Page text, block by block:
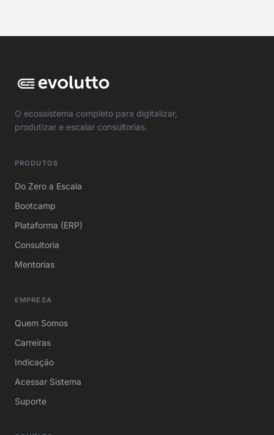
O ecossistema completo para digitalizar,
produtizar e escalar consultorias.
PRODUTOS
Do Zero a Escala
Bootcamp
Plataforma (ERP)
Consultoria
Mentorias
EMPRESA
Quem Somos
Carreiras
Indicação
Acessar Sistema
Suporte